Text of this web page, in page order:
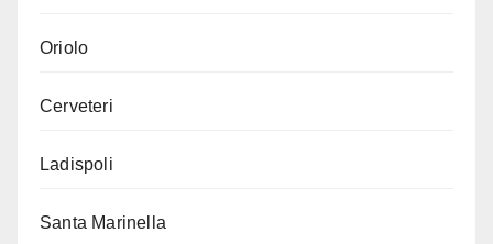
Oriolo
Cerveteri
Ladispoli
Santa Marinella